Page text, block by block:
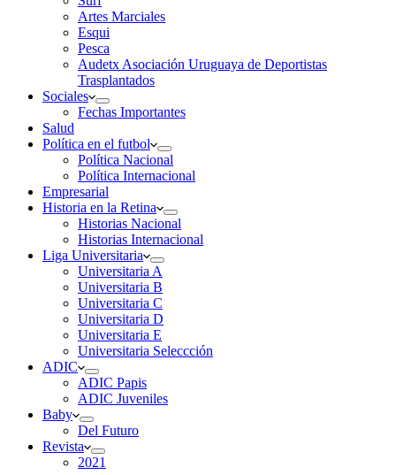
Artes Marciales
Esqui
Pesca
Audetx Asociación Uruguaya de Deportistas
Trasplantados
Sociales
Fechas Importantes
Salud
Política en el futbol
Política Nacional
Política Internacional
Empresarial
Historia en la Retina
Historias Nacional
Historias Internacional
Liga Universitaria
Universitaria A
Universitaria B
Universitaria C
Universitaria D
Universitaria E
Universitaria Seleccción
ADIC
ADIC Papis
ADIC Juveniles
Baby
Del Futuro
Revista
2021